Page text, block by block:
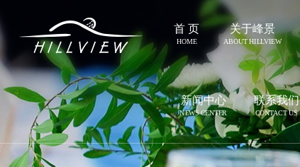
首 页
HOME
关于峰景
ABOUT HILLVIEW
新闻中心
NEWS CENTER
联系我们
CONTACT US